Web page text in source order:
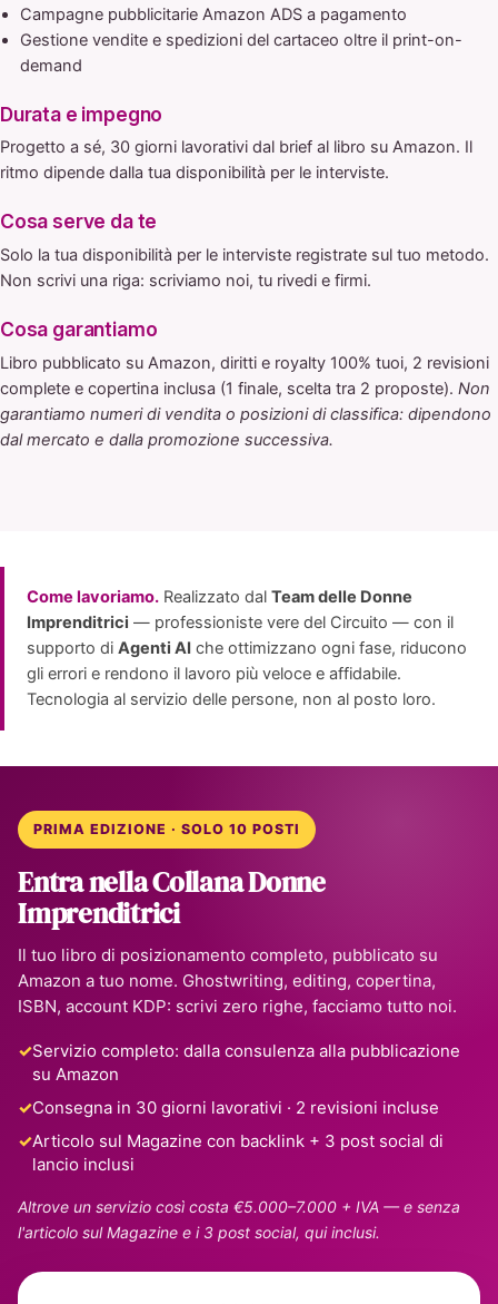
Campagne pubblicitarie Amazon ADS a pagamento
Gestione vendite e spedizioni del cartaceo oltre il print-on-
demand
Durata e impegno
Progetto a sé, 30 giorni lavorativi dal brief al libro su Amazon. Il
ritmo dipende dalla tua disponibilità per le interviste.
Cosa serve da te
Solo la tua disponibilità per le interviste registrate sul tuo metodo.
Non scrivi una riga: scriviamo noi, tu rivedi e firmi.
Cosa garantiamo
Libro pubblicato su Amazon, diritti e royalty 100% tuoi, 2 revisioni
complete e copertina inclusa (1 finale, scelta tra 2 proposte). Non
garantiamo numeri di vendita o posizioni di classifica: dipendono
dal mercato e dalla promozione successiva.
Come lavoriamo. Realizzato dal Team delle Donne
Imprenditrici — professioniste vere del Circuito — con il
supporto di Agenti AI che ottimizzano ogni fase, riducono
gli errori e rendono il lavoro più veloce e affidabile.
Tecnologia al servizio delle persone, non al posto loro.
PRIMA EDIZIONE · SOLO 10 POSTI
Entra nella Collana Donne
Imprenditrici
Il tuo libro di posizionamento completo, pubblicato su
Amazon a tuo nome. Ghostwriting, editing, copertina,
ISBN, account KDP: scrivi zero righe, facciamo tutto noi.
Servizio completo: dalla consulenza alla pubblicazione
su Amazon
Consegna in 30 giorni lavorativi · 2 revisioni incluse
Articolo sul Magazine con backlink + 3 post social di
lancio inclusi
Altrove un servizio così costa €5.000–7.000 + IVA — e senza
l'articolo sul Magazine e i 3 post social, qui inclusi.